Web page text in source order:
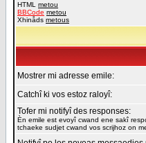
HTML metou
BBCode metou
Xhinåds metous
Mostrer mi adresse emile:
Catchî ki vos estoz raloyî:
Tofer mi notifyî des responses:
Èn emile est evoyî cwand ene sakî
tchaeke sudjet cwand vos scrijhoz on